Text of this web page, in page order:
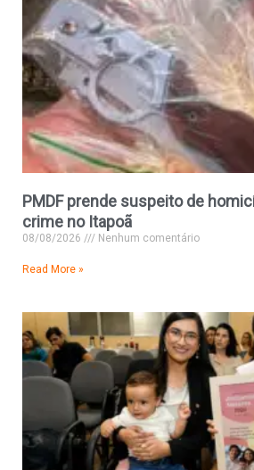
PMDF prende suspeito de
crime no Itapoã
08/08/2026 Nenhum comentário
Read More »